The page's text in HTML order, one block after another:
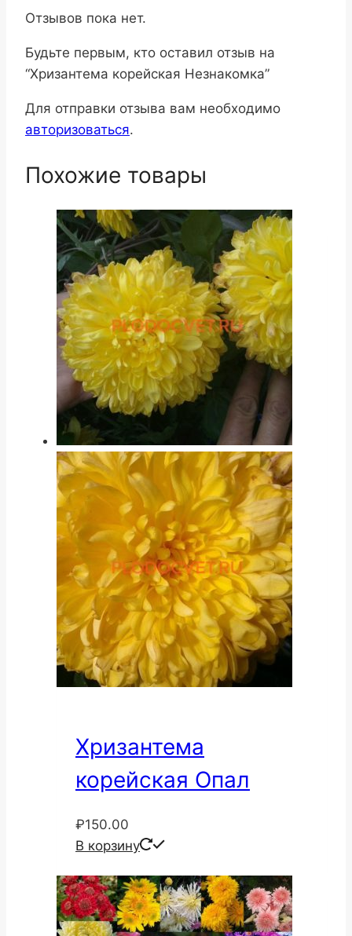
Отзывов пока нет.
Будьте первым, кто оставил отзыв на
“Хризантема корейская Незнакомка”
Для отправки отзыва вам необходимо
авторизоваться.
Похожие товары
Хризантема
корейская Опал
₽150.00
В корзину